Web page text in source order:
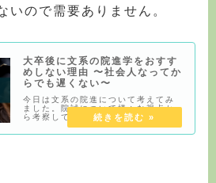
いので需要ありません。
大卒後に文系の院進学をおすす
めしない理由 〜社会人なってか
らでも遅くない〜
今日は文系の院進について考えてみ
ました。院試について様々な視点か
ら考察してみました。
(adsbygoogle =
window.adsbygoogle ||